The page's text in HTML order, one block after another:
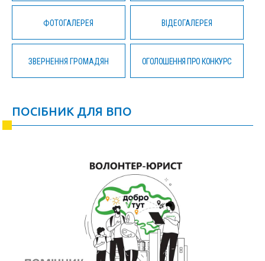
ФОТОГАЛЕРЕЯ ВІДЕОГАЛЕРЕЯ
ЗВЕРНЕННЯ ГРОМАДЯН ОГОЛОШЕННЯ ПРО КОНКУРС
ПОСІБНИК ДЛЯ ВПО